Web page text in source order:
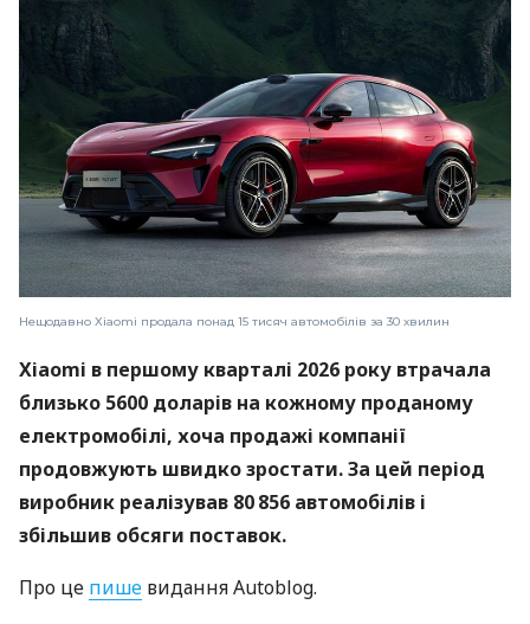
Нещодавно Xiaomi продала понад 15 тисяч автомобілів за 30 хвилин
Xiaomi в першому кварталі 2026 року втрачала
близько 5600 доларів на кожному проданому
електромобілі, хоча продажі компанії
продовжують швидко зростати. За цей період
виробник реалізував 80 856 автомобілів і
збільшив обсяги поставок.
Про це пише видання Autoblog.